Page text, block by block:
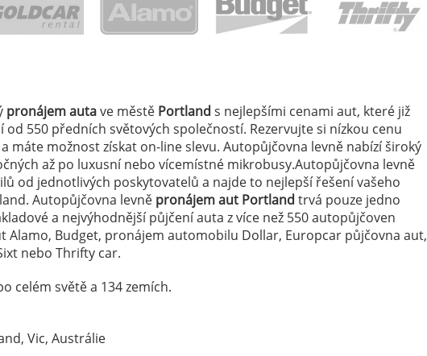
pronájem autave městě Portland s nejlepšími cenami aut, které již
550 předních světových společností. Rezervujte si nízkou cenu
máte možnost získat on-line slevu. Autopůjčovna levně nabízí široký
až po luxusní nebo vícemístné mikrobusy.Autopůjčovna levně
od jednotlivých poskytovatelů a najde to nejlepší řešení vašeho
Autopůjčovna levně pronájem aut Portland trvá pouze jedno
a nejvýhodnější půjčení auta z více než 550 autopůjčoven
Alamo, Budget, pronájem automobilu Dollar, Europcar půjčovna aut,
nebo Thrifty car.
celém světě a 134 zemích.
Vic, Austrálie